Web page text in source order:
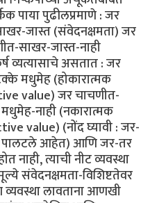
पाया पुढीलप्रमाणे : जर
जास्त (संवेदनक्षमता) जर
साखर-जास्त-नाही
व्यत्यासाचे असतात : जर
मधुमेह (होकारात्मक
value) जर चाचणीत-
नाही (नकारात्मक
value) (नोंद घ्यावी : जर-
पालटले आहेत) आणि जर-तर
नाही, त्याची नीट व्यवस्था
संवेदनक्षमता-विशिष्टतेवर
लावताना आणखी